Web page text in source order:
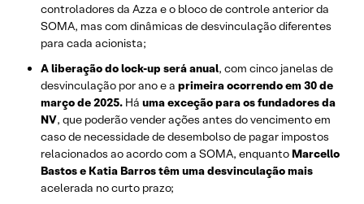
controladores da Azza e o bloco de controle anterior da
SOMA, mas com dinâmicas de desvinculação diferentes
para cada acionista;
A liberação do lock-up será anual, com cinco janelas de
desvinculação por ano e a primeira ocorrendo em 30 de
março de 2025. Há uma exceção para os fundadores da
NV, que poderão vender ações antes do vencimento em
caso de necessidade de desembolso de pagar impostos
relacionados ao acordo com a SOMA, enquanto Marcello
Bastos e Katia Barros têm uma desvinculação mais
acelerada no curto prazo;